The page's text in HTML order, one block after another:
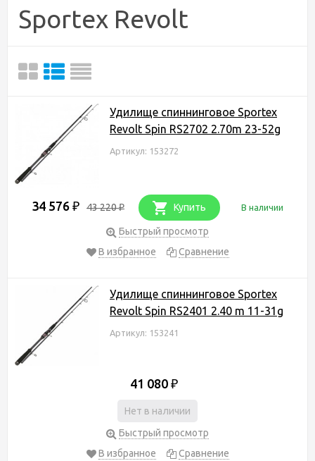
Sportex Revolt
Удилище спиннинговое Sportex
Revolt Spin RS2702 2.70m 23-52g
Артикул: 153272
34 576 ₽ 43 220₽ Купить В наличии
Быстрый просмотр
В избранное
Сравнение
Удилище спиннинговое Sportex
Revolt Spin RS2401 2.40 m 11-31g
Артикул: 153241
41 080 ₽
Нет в наличии
Быстрый просмотр
В избранное
Сравнение